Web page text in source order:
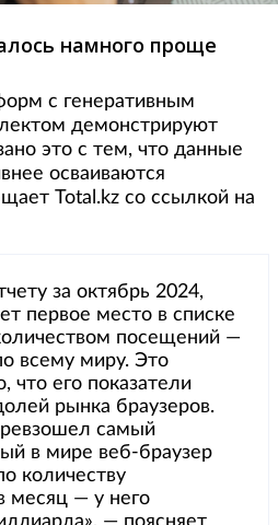
намного проще
с генеративным
демонстрируют
это с тем, что данные
осваиваются
Total.kz со ссылкой на
за октябрь 2024,
первое место в списке
посещений —
всему миру. Это
что его показатели
рынка браузеров.
самый
в мире веб-браузер
количеству
месяц — у него